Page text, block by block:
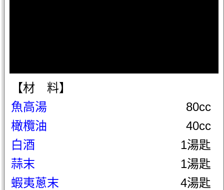
【材 料】
魚高湯
80cc
橄欖油
40cc
白酒
1湯匙
蒜末
1湯匙
蝦夷蔥末
4湯匙